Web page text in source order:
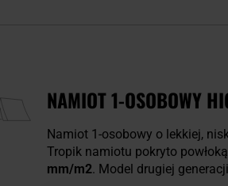
NAMIOT 1-OSOBOWY
Namiot 1-osobowy o lekkiej,
Tropik namiotu pokryto
mm/m2. Model drugiej